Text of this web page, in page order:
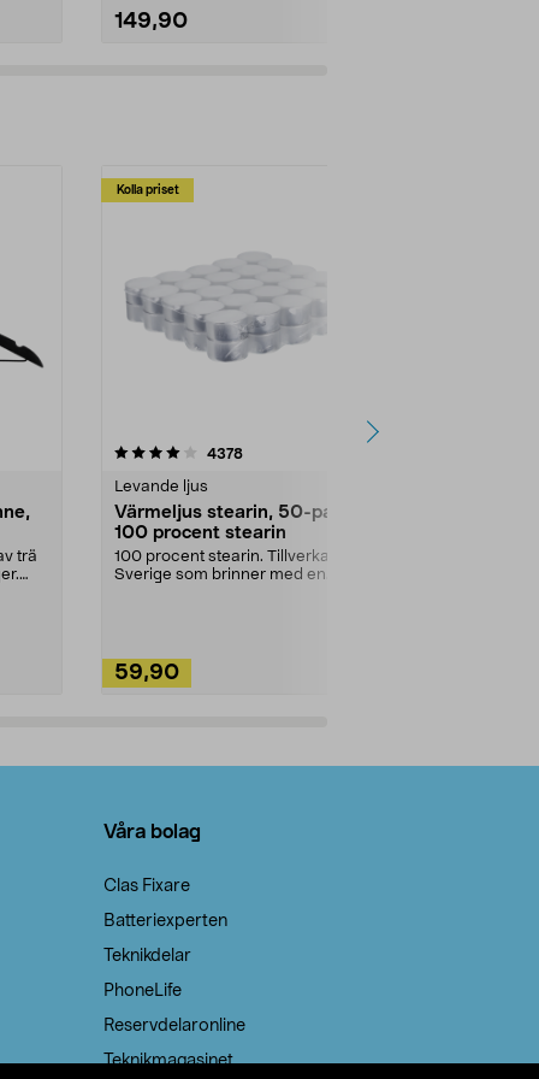
149,90
trä
Kolla priset
4378recensioner
Levande ljus
Värmeljus stearin, 50-pack,
100 procent stearin
100 procent stearin. Tillverkade i
Sverige som brinner med en
59,90
4.5av 5 stjärnor
Våra bolag
Clas Fixare
Batteriexperten
Teknikdelar
PhoneLife
Reservdelaronline
Teknikmagasinet